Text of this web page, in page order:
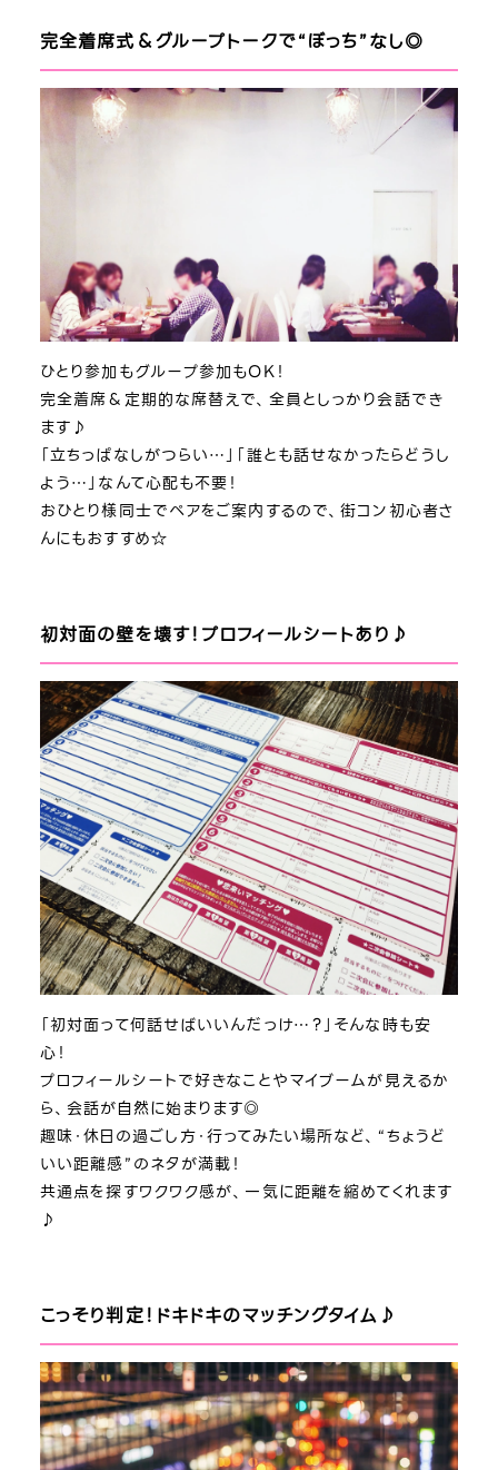
完全着席式＆グループトークで“ぼっち”なし◎
ひとり参加もグループ参加もOK！
完全着席＆定期的な席替えで、全員としっかり会話でき
ます♪
「立ちっぱなしがつらい…」「誰とも話せなかったらどうし
よう…」なんて心配も不要！
おひとり様同士でペアをご案内するので、街コン初心者さ
んにもおすすめ☆
初対面の壁を壊す！プロフィールシートあり♪
「初対面って何話せばいいんだっけ…？」そんな時も安
心！
プロフィールシートで好きなことやマイブームが見えるか
ら、会話が自然に始まります◎
趣味・休日の過ごし方・行ってみたい場所など、“ちょうど
いい距離感”のネタが満載！
共通点を探すワクワク感が、一気に距離を縮めてくれます
♪
こっそり判定！ドキドキのマッチングタイム♪